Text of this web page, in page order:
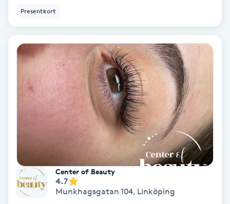
Ryggmassage
Samtalsterapi
Singelfransar
Presentkort
Center of Beauty
4.7
Munkhagsgatan 104, Linköping